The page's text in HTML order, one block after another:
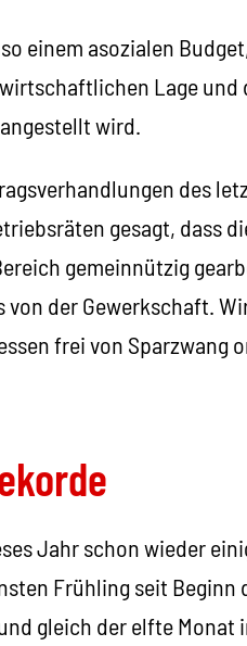
einem asozialen
Lage und
wird.
des
gesagt, dass
gemeinnützig
der Gewerkschaft.
frei von Sparzwang
Jahr schon wieder
Frühling seit Beginn
gleich der elfte Monat